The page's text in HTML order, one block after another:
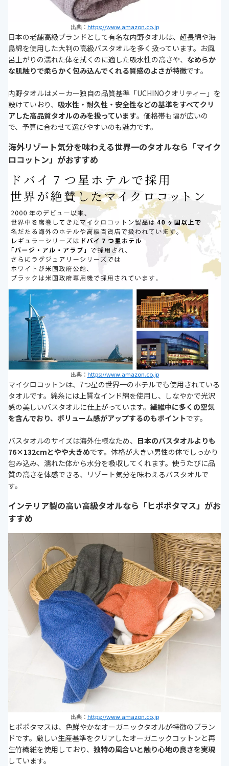
出典： https://www.amazon.co.jp
日本の老舗高級ブランドとして有名な内野タオルは、超長綿や海
島綿を使用した大判の高級バスタオルを多く扱っています。お風
呂上がりの濡れた体を拭くのに適した吸水性の高さや、 なめらか
な肌触りで柔らかく包み込んでくれる質感のよさが特徴です。
内野タオルはメーカー独自の品質基準「UCHINOクオリティー」を
設けていおり、 吸水性・耐久性・安全性などの基準をすべてクリ
アした高品質タオルのみを扱っています。価格帯も幅が広いの
で、予算に合わせて選びやすいのも魅力です。
海外リゾート気分を味わえる世界一のタオルなら「マイク
ロコットン」がおすすめ
出典： https://www.amazon.co.jp
マイクロコットンは、7つ星の世界一のホテルでも使用されている
タオルです。綿糸には上質なインド綿を使用し、しなやかで光沢
感の美しいバスタオルに仕上がっています。 繊維中に多くの空気
を含んでおり、ボリューム感がアップするのもポイントです。
バスタオルのサイズは海外仕様なため、 日本のバスタオルよりも
76×132cmとやや大きめです。体格が大きい男性の体でしっかり
包み込み、濡れた体から水分を吸収してくれます。使うたびに品
質の高さを体感できる、リゾート気分を味わえるバスタオルで
す。
インテリア製の高い高級タオルなら「ヒポポタマス」がお
すすめ
出典： https://www.amazon.co.jp
ヒポポタマスは、色鮮やかなオーガニックタオルが特徴のブラン
ドです。厳しい生産基準をクリアしたオーガニックコットンと再
生竹繊維を使用しており、 独特の風合いと触り心地の良さを実現
しています。